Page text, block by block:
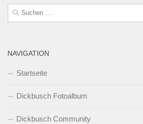
Suchen
nach:
NAVIGATION
Startseite
Dickbusch Fotoalbum
Dickbusch Community